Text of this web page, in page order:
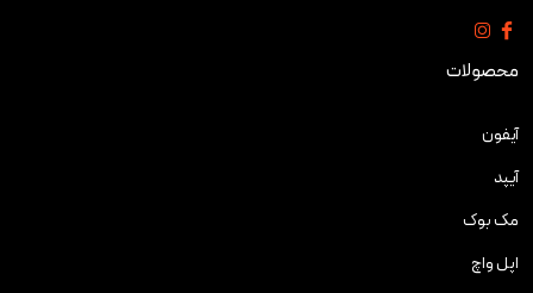
محصولات
آیفون
آیپد
مک بوک
اپل واچ